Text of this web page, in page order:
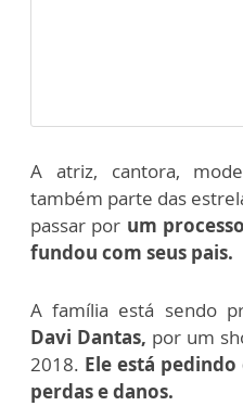
A atriz, cantora,
também parte das
passar por um
fundou com seus pais.
A família está sendo
Davi Dantas, por um
2018. Ele está
perdas e danos.